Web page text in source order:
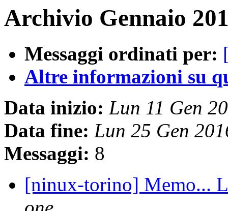
Archivio Gennaio
Messaggi ordinati per:
Altre informazioni su
Data inizio: Lun 11 Gen
Data fine: Lun 25 Gen
Messaggi: 8
[ninux-torino] Memo...